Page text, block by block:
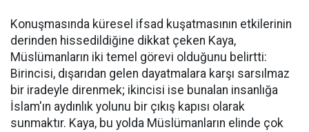
Konuşmasında küresel ifsad kuşatmasının etkilerinin
derinden hissedildiğine dikkat çeken Kaya,
Müslümanların iki temel görevi olduğunu belirtti:
Birincisi, dışarıdan gelen dayatmalara karşı sarsılmaz
bir iradeyle direnmek; ikincisi ise bunalan insanlığa
İslam'ın aydınlık yolunu bir çıkış kapısı olarak
sunmaktır. Kaya, bu yolda Müslümanların elinde çok